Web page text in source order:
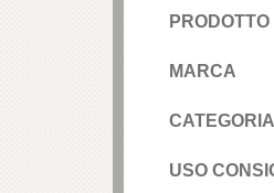
PRODOTTO
MARCA
CATEGORIA
USO